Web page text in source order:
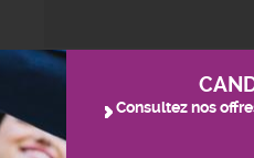
Consultez nos